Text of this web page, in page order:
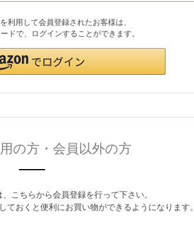
利用して会員登録されたお客様は、
ドで、ログインすることができます。
の方・会員以外の方
こちらから会員登録を行って下さい。
ておくと便利にお買い物ができるようになります。